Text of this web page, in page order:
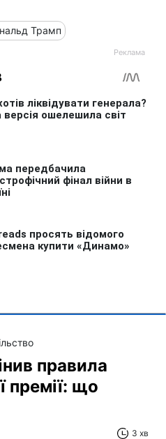
Трамп
правила
премії: що
3 хв